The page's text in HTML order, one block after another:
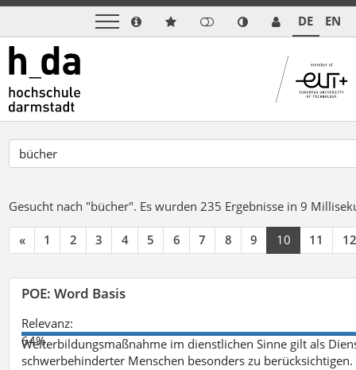
DE EN
Gesucht nach "bücher". Es wurden 235 Ergebnisse in 9
« 1 2 3 4 5 6 7 8 9 10 11 12
POE: Word Basis
Relevanz:
64%
Weiterbildungsmaßnahme im dienstlichen Sinne gilt als
schwerbehinderter Menschen besonders zu berücksichtigen.